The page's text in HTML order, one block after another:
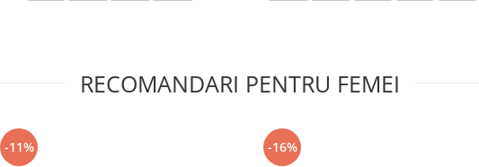
RECOMANDARI PENTRU FEMEI
-11% -16%